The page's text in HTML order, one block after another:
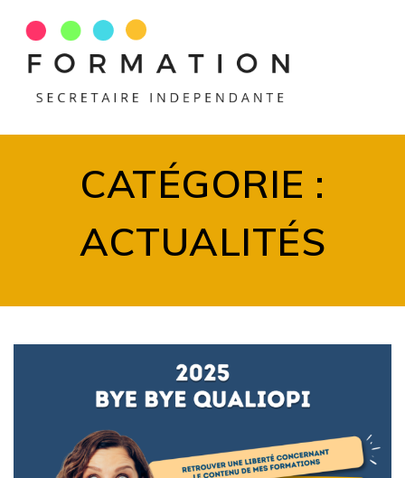
CATÉGORIE :
ACTUALITÉS